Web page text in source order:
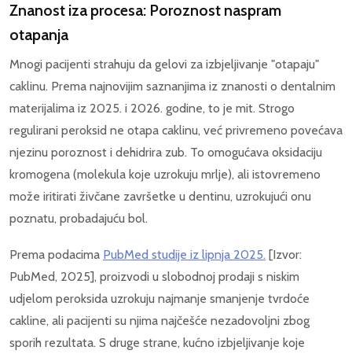
Znanost iza procesa: Poroznost naspram
otapanja
Mnogi pacijenti strahuju da gelovi za izbjeljivanje "otapaju"
caklinu. Prema najnovijim saznanjima iz znanosti o dentalnim
materijalima iz 2025. i 2026. godine, to je mit. Strogo
regulirani peroksid ne otapa caklinu, već privremeno povećava
njezinu poroznost i dehidrira zub. To omogućava oksidaciju
kromogena (molekula koje uzrokuju mrlje), ali istovremeno
može iritirati živčane završetke u dentinu, uzrokujući onu
poznatu, probadajuću bol.
Prema podacima PubMed studije iz lipnja 2025. [Izvor:
PubMed, 2025], proizvodi u slobodnoj prodaji s niskim
udjelom peroksida uzrokuju najmanje smanjenje tvrdoće
cakline, ali pacijenti su njima najčešće nezadovoljni zbog
sporih rezultata. S druge strane, kućno izbjeljivanje koje